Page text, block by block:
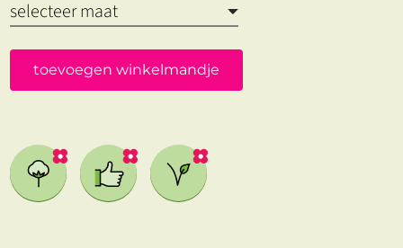
toevoegen winkelmandje